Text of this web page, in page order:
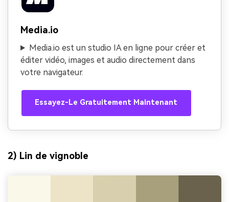
Media.io
Media.io est un studio IA en ligne pour créer et
éditer vidéo, images et audio directement dans
votre navigateur.
Essayez-Le Gratuitement Maintenant
2) Lin de vignoble